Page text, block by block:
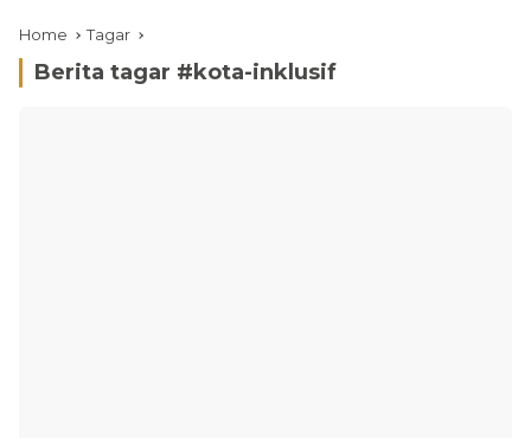
Home Tagar
Berita tagar #kota-inklusif